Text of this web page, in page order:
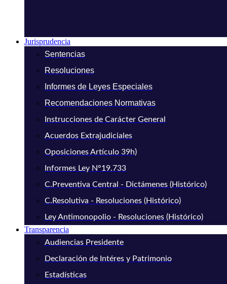
Jurisprudencia
Sentencias
Resoluciones
Informes de Leyes Especiales
Recomendaciones Normativas
Instrucciones de Carácter General
Acuerdos Extrajudiciales
Oposiciones Artículo 39h)
Informes Ley N°19.733
C.Preventiva Central - Dictámenes (Histórico)
C.Resolutiva - Resoluciones (Histórico)
Ley Antimonopolio - Resoluciones (Histórico)
Transparencia
Audiencias Presidente
Declaración de Intéres y Patrimonio
Estadísticas